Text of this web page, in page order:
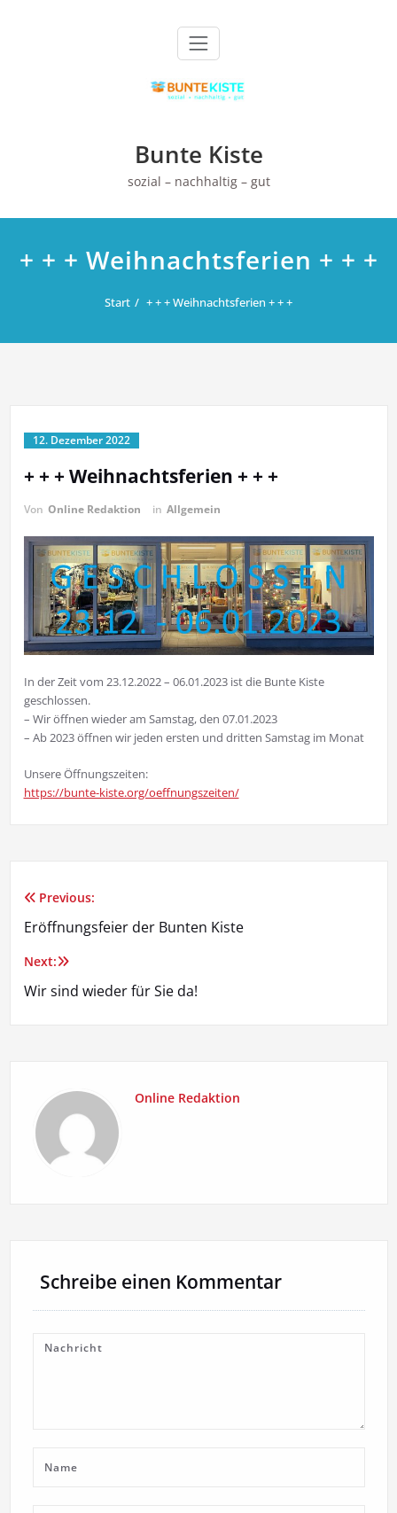
Bunte Kiste
sozial – nachhaltig – gut
+ + + Weihnachtsferien + + +
Start + + + Weihnachtsferien + + +
12. Dezember 2022
+ + + Weihnachtsferien + + +
Von Online Redaktion in Allgemein
In der Zeit vom 23.12.2022 – 06.01.2023 ist die Bunte Kiste
geschlossen.
– Wir öffnen wieder am Samstag, den 07.01.2023
– Ab 2023 öffnen wir jeden ersten und dritten Samstag im Monat
Unsere Öffnungszeiten:
https://bunte-kiste.org/oeffnungszeiten/
Beitragsnavigation
Previous:
Eröffnungsfeier der Bunten Kiste
Next:
Wir sind wieder für Sie da!
Online Redaktion
Schreibe einen Kommentar